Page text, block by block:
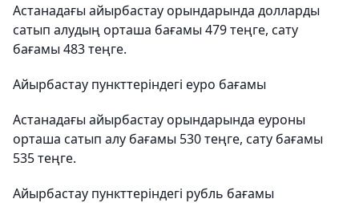
Астанадағы айырбастау орындарында долларды
сатып алудың орташа бағамы 479 теңге, сату
бағамы 483 теңге.
Айырбастау пункттеріндегі еуро бағамы
Астанадағы айырбастау орындарында еуроны
орташа сатып алу бағамы 530 теңге, сату бағамы
535 теңге.
Айырбастау пункттеріндегі рубль бағамы